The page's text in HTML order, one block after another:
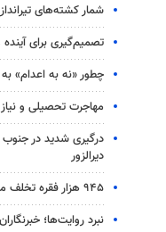
شمار کشته‌های تیراندازی
تصمیم‌گیری برای
چطور «نه به اعدام»
مهاجرت تحصیلی و
دیرالزور
۹۴۵ هزار فقره تخلف موتورسواران در تهران
نبرد روایت‌ها؛